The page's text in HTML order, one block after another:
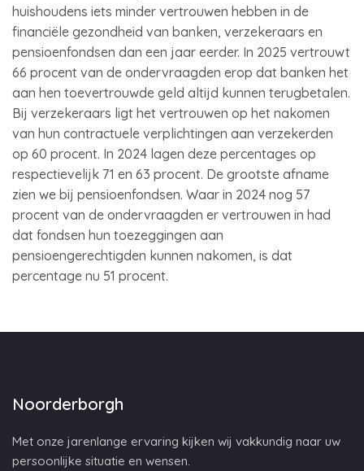
huishoudens iets minder vertrouwen hebben in de
financiële gezondheid van banken, verzekeraars en
pensioenfondsen dan een jaar eerder. In 2025 vertrouwt
66 procent van de ondervraagden erop dat banken het
aan hen toevertrouwde geld altijd kunnen terugbetalen.
Bij verzekeraars ligt het vertrouwen op het nakomen
van hun contractuele verplichtingen aan verzekerden
op 60 procent. In 2024 lagen deze percentages op
respectievelijk 71 en 63 procent. De grootste afname
zien we bij pensioenfondsen. Waar in 2024 nog 57
procent van de ondervraagden er vertrouwen in had
dat fondsen hun toezeggingen aan
pensioengerechtigden kunnen nakomen, is dat
percentage nu 51 procent.
Noorderborgh
Met onze jarenlange ervaring kijken wij vakkundig naar uw
persoonlijke situatie en wensen.